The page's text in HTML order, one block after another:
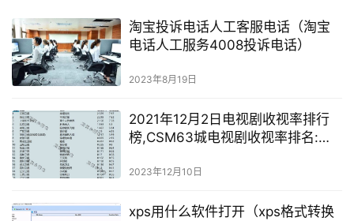
淘宝投诉电话人工客服电话（淘宝
电话人工服务4008投诉电话）
2023年8月19日
2021年12月2日电视剧收视率排行
榜,CSM63城电视剧收视率排名:半
界、斛珠夫人、陪你逐风飞翔
2023年12月10日
xps用什么软件打开（xps格式转换